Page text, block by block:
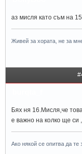
aз мисля като съм на 15
Живей за хората, не за
Бях ня 16.Мисля,че
е важно на колко ще си
Ако някой се опитва да те